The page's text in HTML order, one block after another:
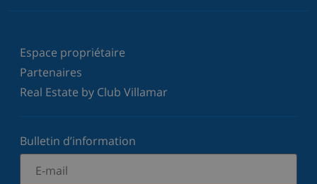
Espace propriétaire
Partenaires
Real Estate by Club Villamar
Bulletin d’information